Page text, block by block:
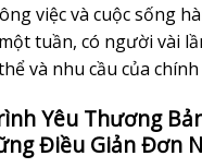
việc và cuộc sống
tuần, có người vài
và nhu cầu của chính
Yêu Thương
Điều Giản Đơn